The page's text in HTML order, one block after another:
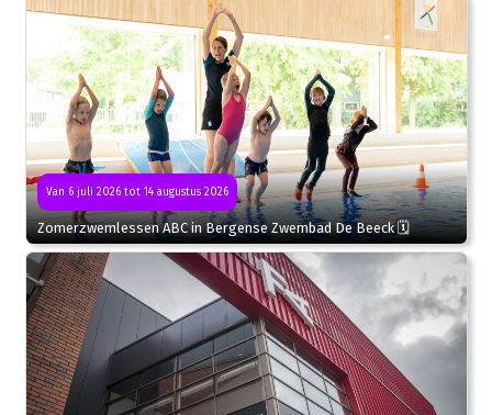
Van 6 juli 2026 tot 14 augustus 2026
Zomerzwemlessen ABC in Bergense Zwembad De Beeck 🗓